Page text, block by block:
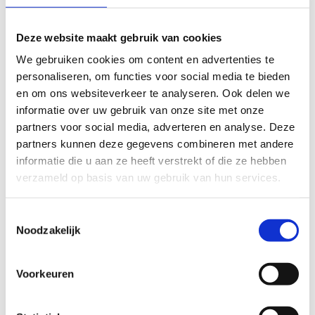
Deze website maakt gebruik van cookies
We gebruiken cookies om content en advertenties te
personaliseren, om functies voor social media te bieden
en om ons websiteverkeer te analyseren. Ook delen we
informatie over uw gebruik van onze site met onze
partners voor social media, adverteren en analyse. Deze
partners kunnen deze gegevens combineren met andere
informatie die u aan ze heeft verstrekt of die ze hebben
verzameld op basis van uw gebruik van hun services.
Noodzakelijk
Voorkeuren
inhoud ervan te veranderen, bijvoorbeeld om taalfouten
en leesbaarheid te verbeteren.​
Voor meer informatie over onze routestructuren, neem een
kijkje bij deFAQ.
Wil je een probleem melden op een route? Ga dan naar
het Routemeldpunt
Heb je een vraag, contacteer ons via
sportievevrijetijd@sport.vlaanderen
ALGEMENE BEOORDELING *